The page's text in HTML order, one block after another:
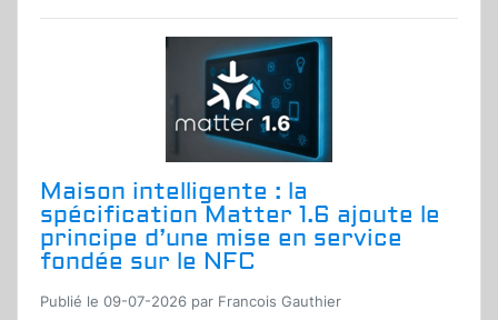
Maison intelligente : la
spécification Matter 1.6 ajoute le
principe d’une mise en service
fondée sur le NFC
Publié le 09-07-2026 par Francois Gauthier